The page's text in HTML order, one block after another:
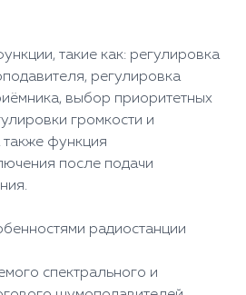
такие как: регулировка
регулировка
выбор приоритетных
громкости и
функция
после подачи
радиостанции
спектрального и